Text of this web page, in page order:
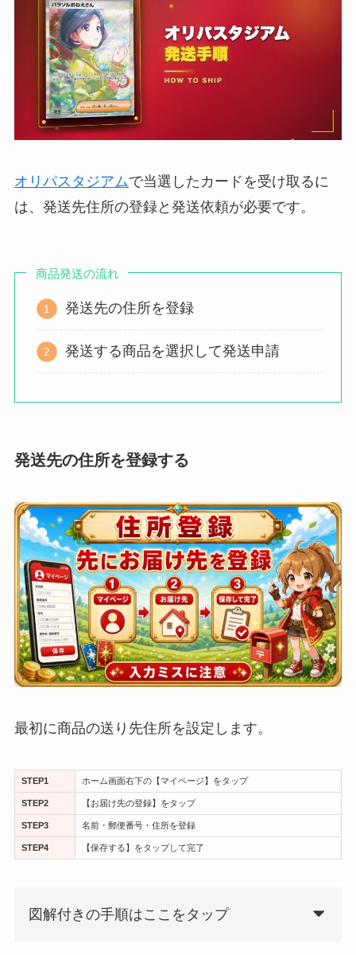
オリパスタジアムで当選したカードを受け取るに
は、発送先住所の登録と発送依頼が必要です。
商品発送の流れ
発送先の住所を登録
発送する商品を選択して発送申請
発送先の住所を登録する
最初に商品の送り先住所を設定します。
STEP1 ホーム画面右下の【マイページ】をタップ
STEP2 【お届け先の登録】をタップ
STEP3 名前・郵便番号・住所を登録
STEP4 【保存する】をタップして完了
図解付きの手順はここをタップ